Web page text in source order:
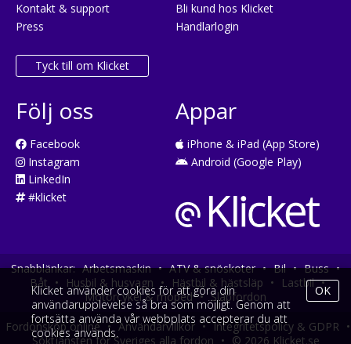
Kontakt & support
Press
Tyck till om Klicket
Bli kund hos Klicket
Handlarlogin
Följ oss
Facebook
Instagram
LinkedIn
#klicket
Appar
iPhone & iPad (App Store)
Android (Google Play)
Snabblänkar: Arbetsmaskin • ATV & snöskoter • Bil • Buss •
Båt • Husbil & husvagn • Hästbil & hästsläp • Lastbil •
Motorcykel & moped • Släpfordon
Fordonsköp online • Användarvillkor • Integritetspolicy & GDPR •
Söktjänsten för Sveriges alla fordon • © 2026 Klicket.se
Klicket använder cookies för att göra din
användarupplevelse så bra som möjligt. Genom att
fortsätta använda vår webbplats accepterar du att
cookies används.
OK